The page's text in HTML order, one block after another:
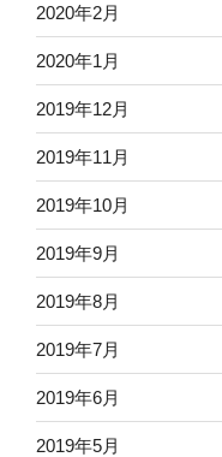
2020年2月
2020年1月
2019年12月
2019年11月
2019年10月
2019年9月
2019年8月
2019年7月
2019年6月
2019年5月